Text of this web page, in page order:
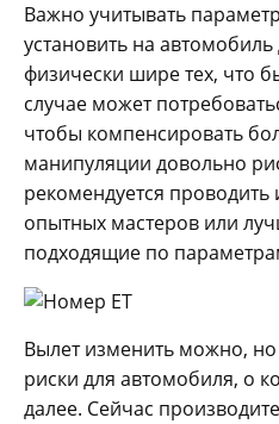
Важно учитывать
установить на
физически шире тех, что
случае может
чтобы компенсировать
манипуляции довольно
рекомендуется проводить
опытных мастеров или
подходящие по
Вылет изменить можно,
риски для автомобиля, о
далее. Сейчас